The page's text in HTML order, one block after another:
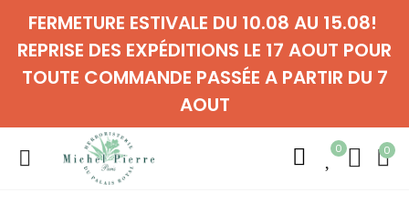
FERMETURE ESTIVALE DU 10.08 AU 15.08!
REPRISE DES EXPÉDITIONS LE 17 AOUT POUR
TOUTE COMMANDE PASSÉE A PARTIR DU 7
AOUT
0 0